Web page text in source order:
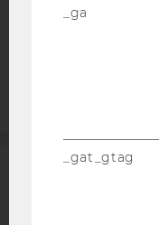
_ga
_gat_gtag